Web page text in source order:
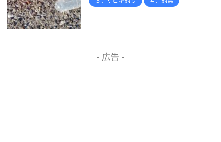
- 広告 -